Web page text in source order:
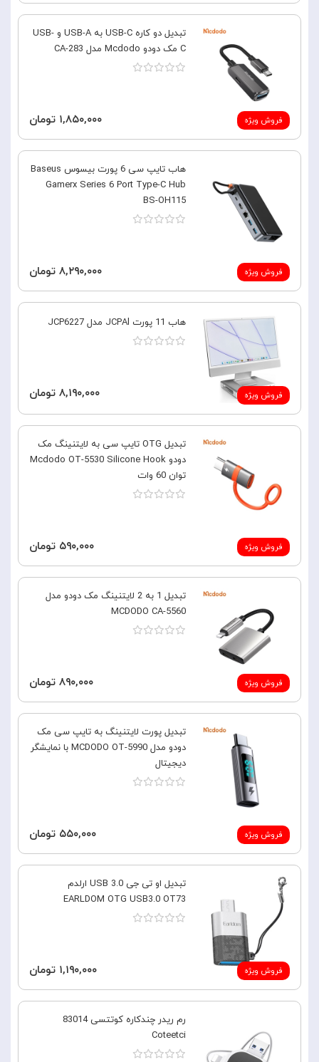
فروش ویژه
تبدیل دو کاره USB-C به USB-A و USB-
C مک دودو Mcdodo مدل CA-283
۱,۸۵۰,۰۰۰ تومان
فروش ویژه
هاب تایپ سی 6 پورت بیسوس Baseus
Gamerx Series 6 Port Type-C Hub
BS-OH115
۸,۲۹۰,۰۰۰ تومان
فروش ویژه
هاب 11 پورت JCPAl مدل JCP6227
۸,۱۹۰,۰۰۰ تومان
فروش ویژه
تبدیل OTG تایپ سی به لایتنینگ مک
دودو Mcdodo OT-5530 Silicone Hook
توان 60 وات
۵۹۰,۰۰۰ تومان
فروش ویژه
تبدیل 1 به 2 لایتنینگ مک دودو مدل
MCDODO CA-5560
۸۹۰,۰۰۰ تومان
فروش ویژه
تبدیل پورت لایتنینگ به تایپ سی مک
دودو مدل MCDODO OT-5990 با نمایشگر
دیجیتال
۵۵۰,۰۰۰ تومان
فروش ویژه
تبدیل او تی جی USB 3.0 ارلدم
EARLDOM OTG USB3.0 OT73
۱,۱۹۰,۰۰۰ تومان
رم ریدر چندکاره کوتتسی 83014
Coteetci